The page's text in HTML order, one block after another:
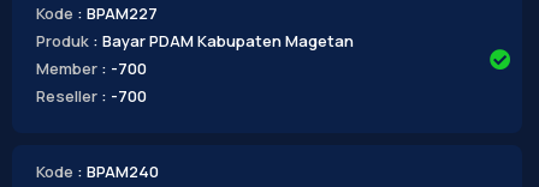
Kode : BPAM227
Produk : Bayar PDAM Kabupaten Magetan
Member : -700
Reseller : -700
Kode : BPAM240